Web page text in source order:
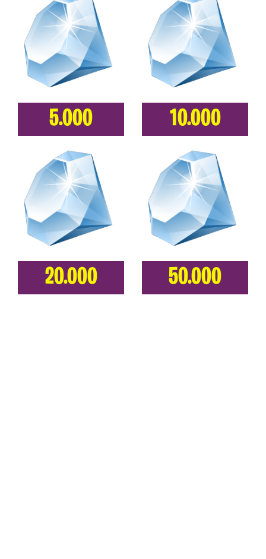
5.000 10.000
20.000 50.000